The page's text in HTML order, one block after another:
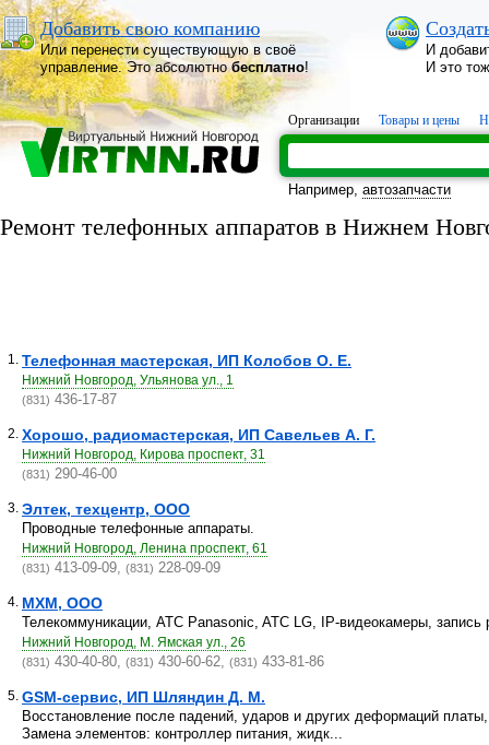
Добавить свою компанию
Или перенести существующую в своё
управление. Это абсолютнобесплатно!
И
И это
Организации Товары и цены
Например, автозапчасти
Ремонт телефонных аппаратов в Нижнем
1. Телефонная мастерская, ИП Колобов О. Е.
Нижний Новгород, Ульянова ул., 1
(831) 436-17-87
2. Хорошо, радиомастерская, ИП Савельев А. Г.
Нижний Новгород, Кирова проспект, 31
(831) 290-46-00
3. Элтек, техцентр, ООО
Проводные телефонные аппараты.
Нижний Новгород, Ленина проспект, 61
(831) 413-09-09, (831) 228-09-09
4. МХМ, ООО
Телекоммуникации, ATC Panasonic, ATC LG, IP-видеокамеры, запись
Нижний Новгород, М. Ямская ул., 26
(831) 430-40-80, (831) 430-60-62, (831) 433-81-86
5. GSM-сервис, ИП Шляндин Д. М.
Восстановление после падений, ударов и других деформаций
Замена элементов: контроллер питания, жидк...